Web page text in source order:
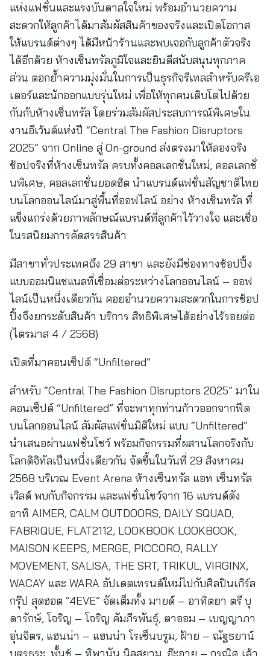
แห่งแฟชั่นและแรงบันดาลใจใหม่ พร้อมอำนวยความ
สะดวกให้ลูกค้าได้มาสัมผัสสินค้าของจริงและเปิดโอกาส
ให้แบรนด์ต่างๆ ได้มีหน้าร้านและพบเจอกับลูกค้าตัวจริง
ได้อีกด้วย ห้างเซ็นทรัลภูมิใจและยินดีสนับสนุนทุกภาค
ส่วน ตอกย้ำความมุ่งมั่นในการเป็นธุรกิจรีเทลสำหรับครีเอ
เตอร์และนักออกแบบรุ่นใหม่ เพื่อให้ทุกคนเติบโตไปด้วย
กันกับห้างเซ็นทรัล โดยร่วมสัมผัสประสบการณ์พิเศษใน
งานอีเว้นต์แห่งปี “Central The Fashion Disruptors
2025” จาก Online สู่ On-ground ส่งตรงมาให้ลองจริง
ช้อปจริงที่ห้างเซ็นทรัล ครบทั้งคอลเลกชั่นใหม่, คอลเลกชั่
นพิเศษ, คอลเลกชั่นยอดฮิต นำแบรนด์แฟชั่นสัญชาติไทย
บนโลกออนไลน์มาสู่พื้นที่ออฟไลน์ อย่าง ห้างเซ็นทรัล ที่
แข็งแกร่งด้วยภาพลักษณ์แบรนด์ที่ลูกค้าไว้วางใจ และเชื่อ
ในรสนิยมการคัดสรรสินค้า
มีสาขาทั่วประเทศถึง 29 สาขา และยังมีช่องทางช้อปปิ้ง
แบบออมนิแชแนลที่เชื่อมต่อระหว่างโลกออนไลน์ – ออฟ
ไลน์เป็นหนึ่งเดียวกัน คอยอำนวยความสะดวกในการช้อป
ปิ้งจึงยกระดับสินค้า บริการ สิทธิพิเศษได้อย่างไร้รอยต่อ
(ไตรมาส 4 / 2568)
เปิดที่มาคอนเซ็ปต์ “Unfiltered”
สำหรับ “Central The Fashion Disruptors 2025” มาใน
คอนเซ็ปต์ “Unfiltered” ที่จะพาทุกท่านก้าวออกจากฟีด
บนโลกออนไลน์ สัมผัสแฟชั่นมิติใหม่ แบบ “Unfiltered”
นำเสนอผ่านแฟชั่นโชว์ พร้อมกิจกรรมที่ผสานโลกจริงกับ
โลกดิจิทัลเป็นหนึ่งเดียวกัน จัดขึ้นในวันที่ 29 สิงหาคม
2568 บริเวณ Event Arena ห้างเซ็นทรัล แอท เซ็นทรัล
เวิลด์ พบกับกิจกรรม และแฟชั่นโชว์จาก 16 แบรนด์ดัง
อาทิ AIMER, CALM OUTDOORS, DAILY SQUAD,
FABRIQUE, FLAT2112, LOOKBOOK LOOKBOOK,
MAISON KEEPS, MERGE, PICCORO, RALLY
MOVEMENT, SALISA, THE SRT, TRIKUL, VIRGINX,
WACAY และ WARA อัปเดตเทรนด์ใหม่ไปกับศิลปินเกิร์ล
กรุ๊ป สุดฮอต “4EVE” จัดเต็มทั้ง มายด์ – อาทิตยา ตรี บุ
ดารักษ์, โจริญ – โจริญ คัมภีรพันธุ์, ตาออม – เบญญาภา
อุ่นจิตร, แฮนน่า – แฮนน่า โรเซ็นบรูม, ฝ้าย – ณัฐธยาน์